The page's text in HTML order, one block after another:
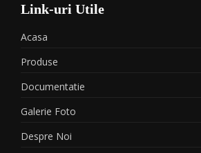
Link-uri Utile
Acasa
Produse
Documentatie
Galerie Foto
Despre Noi